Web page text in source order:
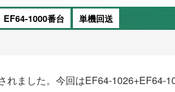
EF64-1000番台 単機回送
ました。今回はEF64-1026+EF64-